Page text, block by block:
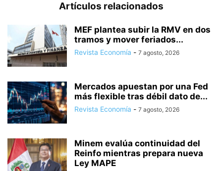
Artículos relacionados
MEF plantea subir la RMV en dos
tramos y mover feriados...
Revista Economía - 7 agosto, 2026
Mercados apuestan por una Fed
más flexible tras débil dato de...
Revista Economía - 7 agosto, 2026
Minem evalúa continuidad del
Reinfo mientras prepara nueva
Ley MAPE